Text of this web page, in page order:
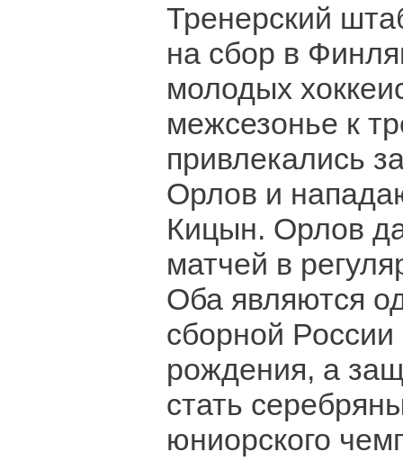
Тренерский
на сбор в
молодых
межсезонье к
привлекались
Орлов и
Кицын. Орлов
матчей в
Оба являются
сборной России
рождения, а
стать
юниорского